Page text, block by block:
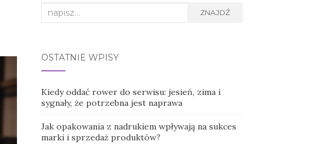
Search
ZNAJDŹ
OSTATNIE WPISY
Kiedy oddać rower do serwisu: jesień, zima i
sygnały, że potrzebna jest naprawa
Jak opakowania z nadrukiem wpływają na sukces
marki i sprzedaż produktów?